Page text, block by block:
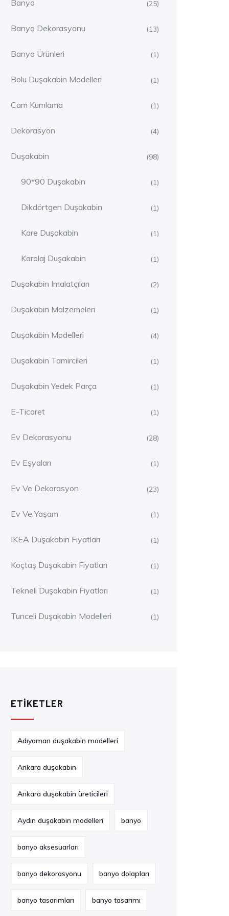
Banyo (25)
Banyo Dekorasyonu (13)
Banyo Ürünleri (1)
Bolu Duşakabin Modelleri (1)
Cam Kumlama (1)
Dekorasyon (4)
Duşakabin (98)
90*90 Duşakabin (1)
Dikdörtgen Duşakabin (1)
Kare Duşakabin (1)
Karolaj Duşakabin (1)
Duşakabin Imalatçıları (2)
Duşakabin Malzemeleri (1)
Duşakabin Modelleri (4)
Duşakabin Tamircileri (1)
Duşakabin Yedek Parça (1)
E-Ticaret (1)
Ev Dekorasyonu (28)
Ev Eşyaları (1)
Ev Ve Dekorasyon (23)
Ev Ve Yaşam (1)
IKEA Duşakabin Fiyatları (1)
Koçtaş Duşakabin Fiyatları (1)
Tekneli Duşakabin Fiyatları (1)
Tunceli Duşakabin Modelleri (1)
ETIKETLER
Adıyaman duşakabin modelleri
Ankara duşakabin
Ankara duşakabin üreticileri
Aydın duşakabin modelleri banyo
banyo aksesuarları
banyo dekorasyonu banyo dolapları
banyo tasarımları banyo tasarımı